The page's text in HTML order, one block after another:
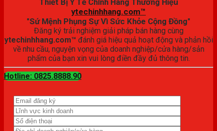
Thiết Bị Y Tế Chính Hãng Thương Hiệu
ytechinhhang.com™
"Sứ Mệnh Phụng Sự Vì Sức Khỏe Cộng Đồng"
Đăng ký trải nghiệm giải pháp bán hàng cùng
ytechinhhang.com™ đánh giá hiệu quả hoạt động và phản hồi
về nhu cầu, nguyện vọng của doanh nghiệp/cửa hàng/sản
phẩm của bạn xin vui lòng điền đầy đủ thông tin.
Hotline: 0825.8888.90